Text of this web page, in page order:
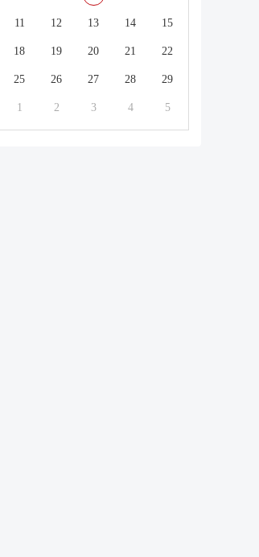
11 12 13 14 15
18 19 20 21 22
25 26 27 28 29
1 2 3 4 5